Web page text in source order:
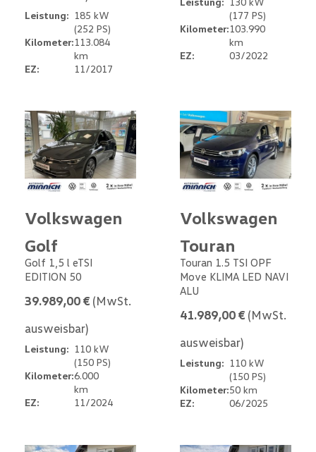
Leistung: 185 kW
(252 PS)
Kilometer:113.084
km
EZ:
11/2017
(177 PS)
Kilometer:103.990
km
EZ:
03/2022
Volkswagen
Golf
Golf 1,5 l eTSI
EDITION 50
39.989,00 € (MwSt.
ausweisbar)
Leistung: 110 kW
(150 PS)
Kilometer:6.000
km
EZ:
11/2024
Volkswagen
Touran
Touran 1.5 TSI OPF
Move KLIMA LED NAVI
ALU
41.989,00 € (MwSt.
ausweisbar)
Leistung: 110 kW
(150 PS)
Kilometer:50 km
EZ:
06/2025